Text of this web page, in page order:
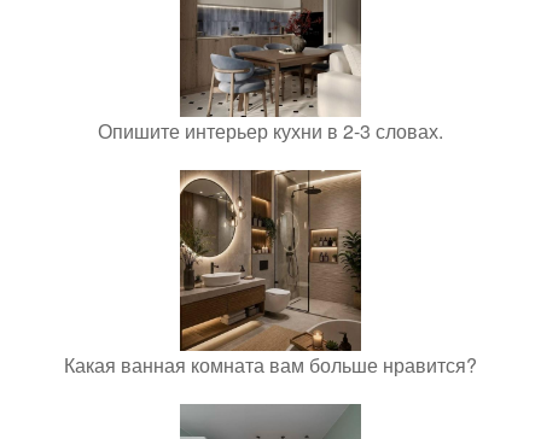
Опишите интерьер кухни в 2-3 словах.
Какая ванная комната вам больше нравится?